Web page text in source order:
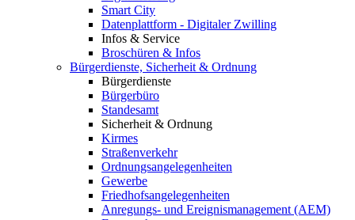
Smart City
Datenplattform - Digitaler Zwilling
Infos & Service
Broschüren & Infos
Bürgerdienste, Sicherheit & Ordnung
Bürgerdienste
Bürgerbüro
Standesamt
Sicherheit & Ordnung
Kirmes
Straßenverkehr
Ordnungsangelegenheiten
Gewerbe
Friedhofsangelegenheiten
Anregungs- und Ereignismanagement (AEM)